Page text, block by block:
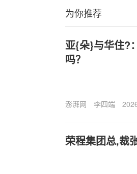
为你推荐
亚{朵}与华住?
吗？
澎湃网 李四端
荣程集团总,裁